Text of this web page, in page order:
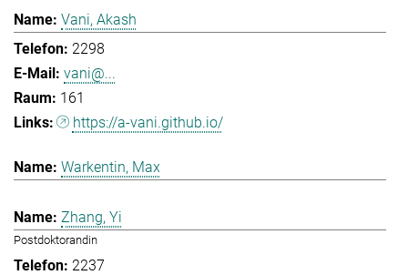
Vani, Akash
2298
vani@...
161
https://a-vani.github.io/
Warkentin, Max
Zhang, Yi
Postdoktorandin
2237